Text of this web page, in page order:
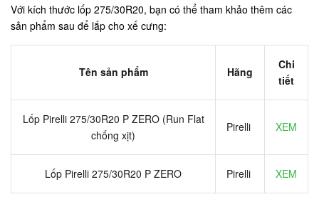
Với kích thước lốp 275/30R20, bạn có thể tham khảo thêm các
sản phẩm sau để lắp cho xế cưng:
Tên sản phẩm Hãng
Chi
tiết
Lốp Pirelli 275/30R20 P ZERO (Run Flat
chống xịt)
Pirelli XEM
Lốp Pirelli 275/30R20 P ZERO Pirelli XEM